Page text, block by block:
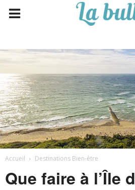
Accueil Destinations Bien-être
Que faire à l’Île